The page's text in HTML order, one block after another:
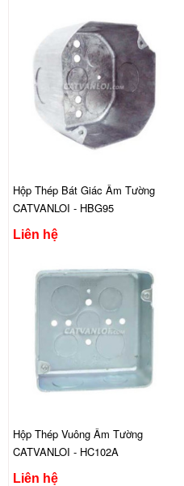
Hộp Thép Bát Giác Âm Tường
CATVANLOI - HBG95
Liên hệ
Hộp Thép Vuông Âm Tường
CATVANLOI - HC102A
Liên hệ